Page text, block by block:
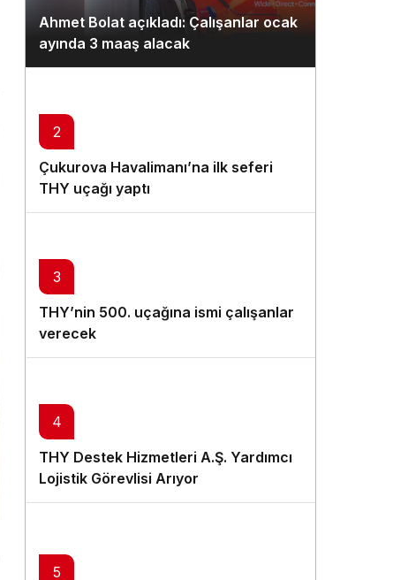
Gündüz Modu
Gündüz modunu seçin.
Sistem modunu seçin.
Ahmet Bolat açıkladı: Çalışanlar ocak
ayında 3 maaş alacak
2
Çukurova Havalimanı’na ilk seferi
THY uçağı yaptı
3
THY’nin 500. uçağına ismi çalışanlar
verecek
4
THY Destek Hizmetleri A.Ş. Yardımcı
Lojistik Görevlisi Arıyor
5